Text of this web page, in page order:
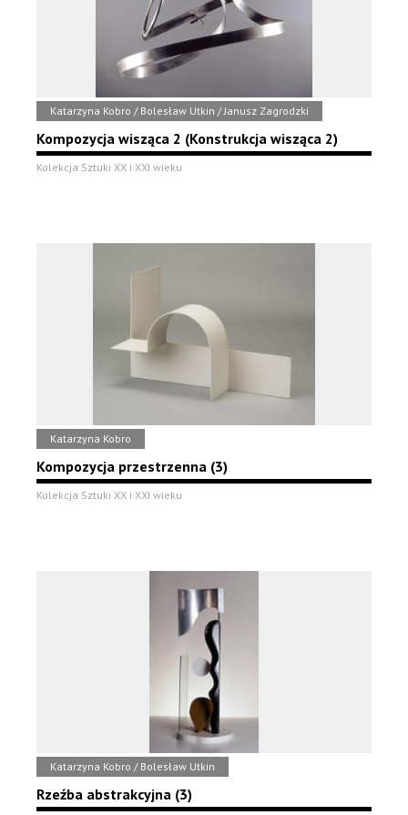
Katarzyna Kobro / Bolesław Utkin / Janusz Zagrodzki
Kompozycja wisząca 2 (Konstrukcja wisząca 2)
Kolekcja Sztuki XX i XXI wieku
Katarzyna Kobro
Kompozycja przestrzenna (3)
Kolekcja Sztuki XX i XXI wieku
Katarzyna Kobro / Bolesław Utkin
Rzeźba abstrakcyjna (3)